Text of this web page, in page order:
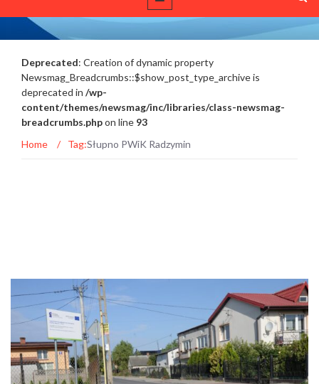
Tags archive: Słupno PWiK Radzymin
Deprecated: Creation of dynamic property
Newsmag_Breadcrumbs::$show_post_type_archive is
deprecated in /wp-
content/themes/newsmag/inc/libraries/class-newsmag-
breadcrumbs.phpon line 93
Home
/ Tag:Słupno PWiK Radzymin